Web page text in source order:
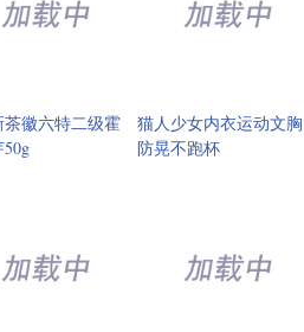
茶徽六特二级霍
猫人少女内衣运动文胸
防晃不跑杯